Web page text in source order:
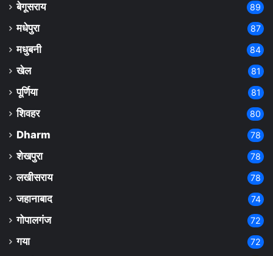
बेगूसराय 89
मधेपुरा 87
मधुबनी 84
खेल 81
पूर्णिया 81
शिवहर 80
Dharm 78
शेखपुरा 78
लखीसराय 78
जहानाबाद 74
गोपालगंज 72
गया 72